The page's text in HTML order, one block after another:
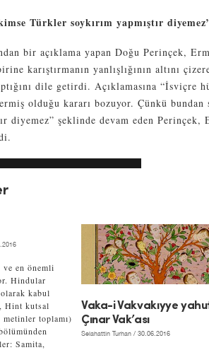
Türkler soykırım yapmıştır
bir açıklama yapan Doğu Perinçek,
karıştırmanın yanlışlığının altını
dile getirdi. Açıklamasına “İsviçre
olduğu kararı bozuyor. Çünkü
diyemez” şeklinde devam eden Perinçek,
en önemli
Hindular
kabul
Hint kutsal
toplamı)
Samita,
Vaka-i Vakvakıyye
Çınar Vak’ası
Selahattin Turhan / 30.06.2016